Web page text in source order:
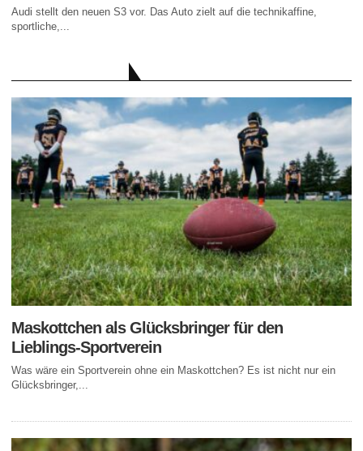
Audi stellt den neuen S3 vor. Das Auto zielt auf die technikaffine,
sportliche,...
Maskottchen als Glücksbringer für den
Lieblings-Sportverein
Was wäre ein Sportverein ohne ein Maskottchen? Es ist nicht nur ein
Glücksbringer,...